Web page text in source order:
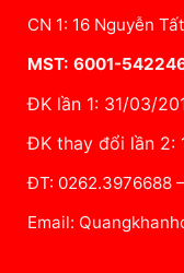
CN 1: 16 Nguyễn
MST: 6001-
ĐK lần 1: 31/03/
ĐK thay đổi lần 2:
ĐT: 0262.3976688
Email: